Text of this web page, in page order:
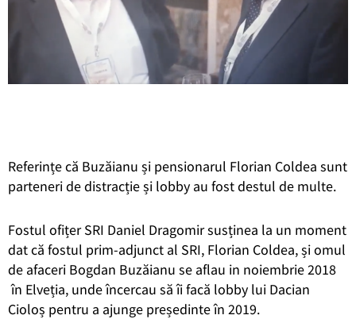
Referințe că Buzăianu și pensionarul Florian Coldea sunt
parteneri de distracție și lobby au fost destul de multe.
Fostul ofițer SRI Daniel Dragomir susținea la un moment
dat că fostul prim-adjunct al SRI, Florian Coldea, și omul
de afaceri Bogdan Buzăianu se aflau in noiembrie 2018
în Elveția, unde încercau să îi facă lobby lui Dacian
Cioloș pentru a ajunge președinte în 2019.